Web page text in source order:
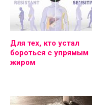
Для тех, кто устал
бороться с упрямым
жиром